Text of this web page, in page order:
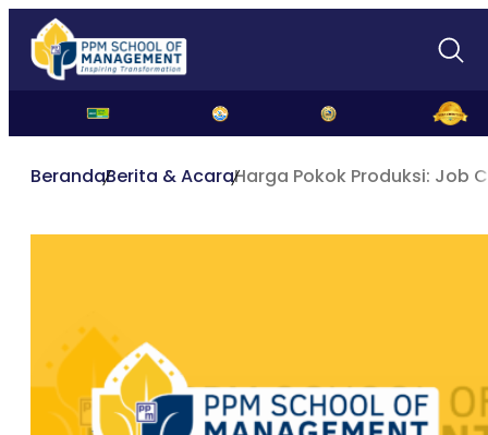
BerandaBerita & AcaraHarga Pokok Produksi: Job